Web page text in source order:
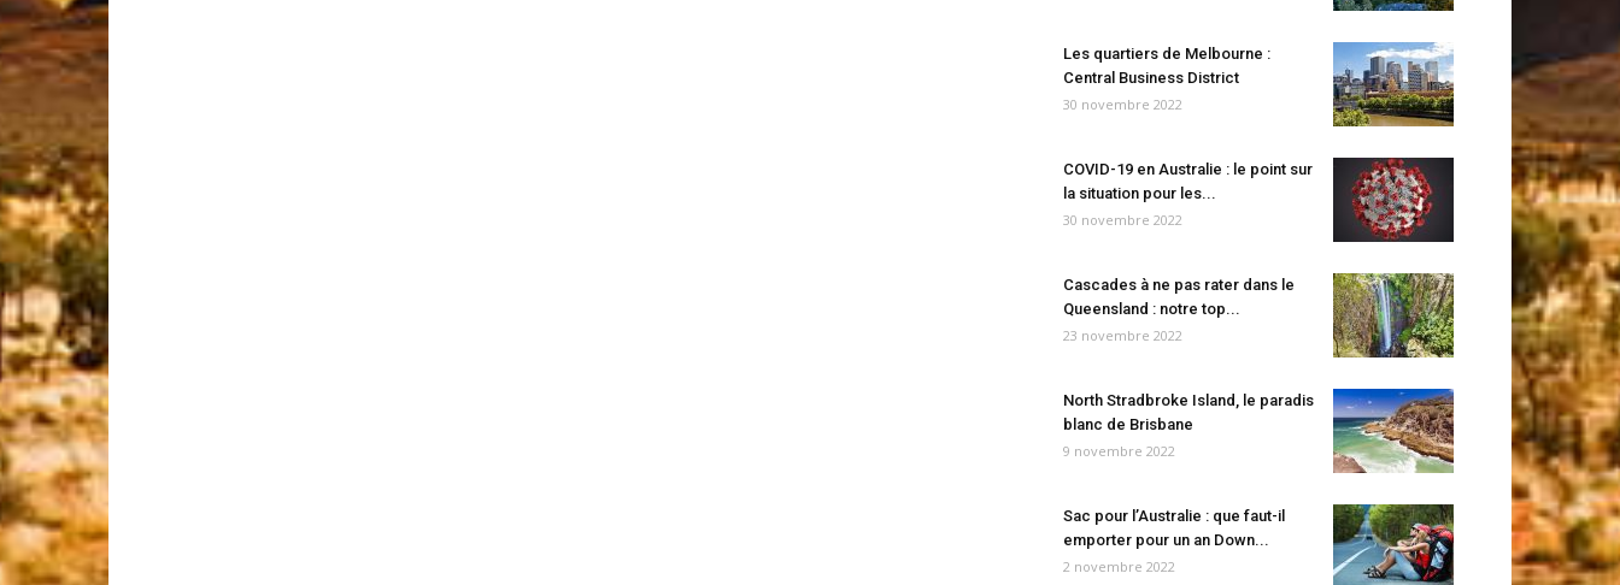
Les quartiers de Melbourne :
Central Business District
30 novembre 2022
COVID-19 en Australie : le point sur
la situation pour les...
30 novembre 2022
Cascades à ne pas rater dans le
Queensland : notre top...
23 novembre 2022
North Stradbroke Island, le paradis
blanc de Brisbane
9 novembre 2022
Sac pour l’Australie : que faut-il
emporter pour un an Down...
2 novembre 2022